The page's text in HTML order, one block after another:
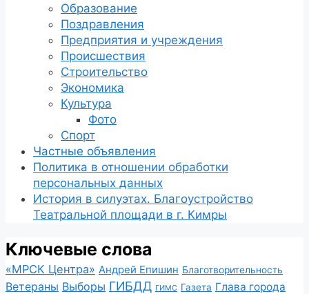
Образование
Поздравления
Предприятия и учреждения
Происшествия
Строительство
Экономика
Культура
Фото
Спорт
Частные объявления
Политика в отношении обработки
персональных данных
История в силуэтах. Благоустройство
Театральной площади в г. Кимры
Ключевые слова
«МРСК Центра» Андрей Епишин Благотворительность
Ветераны Выборы ГИБДД ГИМС Газета Глава города